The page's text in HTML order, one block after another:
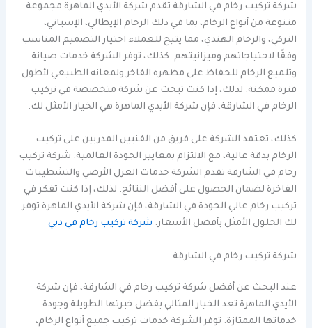
شركة تركيب رخام في الشارقة تقدم شركة الأيدي الماهرة مجموعة
متنوعة من أنواع الرخام، بما في ذلك الرخام الإيطالي، الإسباني،
التركي، والرخام الهندي، مما يتيح للعملاء اختيار التصميم المناسب
وفقًا لاحتياجاتهم وميزانيتهم. كذلك، توفر الشركة خدمات صيانة
وتلميع الرخام للحفاظ على مظهره الفاخر ولمعانه الطبيعي لأطول
فترة ممكنة. لذلك، إذا كنت تبحث عن شركة متخصصة في تركيب
الرخام في الشارقة، فإن شركة الأيدي الماهرة هي الخيار الأمثل لك.
كذلك، تعتمد الشركة على فريق من الفنيين المدربين على تركيب
الرخام بدقة عالية، مع الالتزام بمعايير الجودة العالمية. شركة تركيب
رخام في الشارقة تقدم الشركة خدمات العزل الأرضي والتشطيبات
الفاخرة لضمان الحصول على أفضل النتائج. لذلك، إذا كنت تفكر في
تركيب رخام عالي الجودة في الشارقة، فإن شركة الأيدي الماهرة توفر
لك الحلول الأمثل بأفضل الأسعار. شركة تركيب رخام في دبي
شركة تركيب رخام في الشارقة
عند البحث عن أفضل شركة تركيب رخام في الشارقة، فإن شركة
الأيدي الماهرة تعد الخيار المثالي بفضل خبرتها الطويلة وجودة
خدماتها الممتازة. توفر الشركة خدمات تركيب جميع أنواع الرخام،